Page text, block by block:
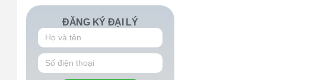
ĐĂNG KÝ ĐẠI LÝ